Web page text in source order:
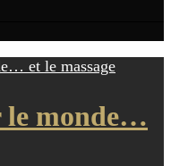
le monde…